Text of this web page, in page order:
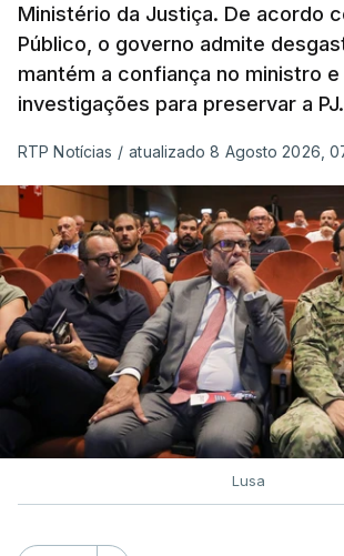
Ministério da Justiça. De acordo
Público, o governo admite
mantém a confiança no ministro
investigações para preservar a PJ.
RTP Notícias / atualizado 8 Agosto 2026,
Lusa